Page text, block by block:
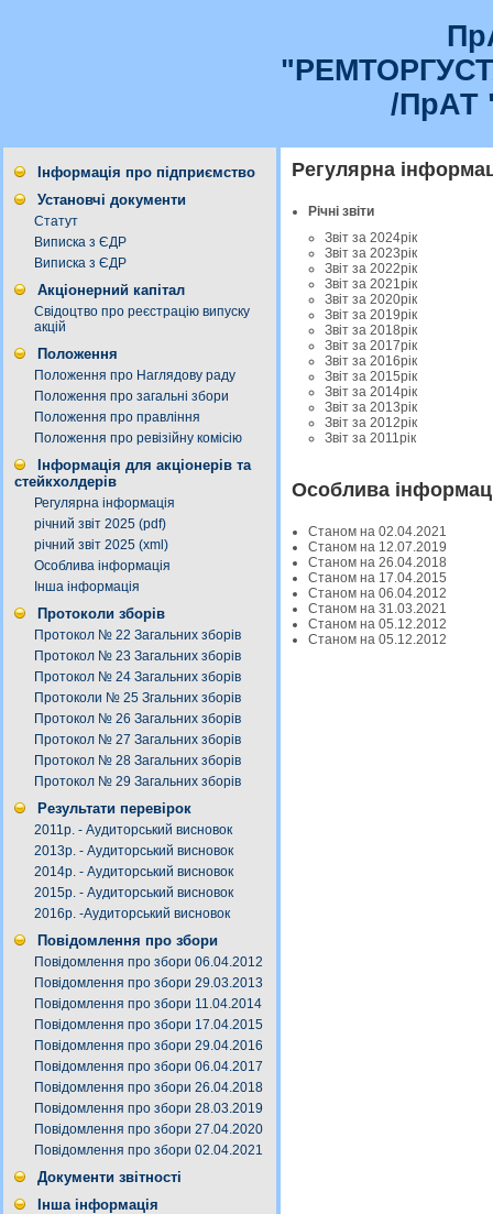
/ПрАТ
Інформація про підприємство
Установчі документи
Статут
Виписка з ЄДР
Виписка з ЄДР
Акціонерний капітал
Свідоцтво про реєстрацію випуску
акцій
Положення
Положення про Наглядову раду
Положення про загальні збори
Положення про правління
Положення про ревізійну комісію
Інформація для акціонерів та
стейкхолдерів
Регулярна інформація
річний звіт 2025 (pdf)
річний звіт 2025 (xml)
Особлива інформація
Інша інформація
Протоколи зборів
Протокол № 22 Загальних зборів
Протокол № 23 Загальних зборів
Протокол № 24 Загальних зборів
Протоколи № 25 Згальних зборів
Протокол № 26 Загальних зборів
Протокол № 27 Загальних зборів
Протокол № 28 Загальних зборів
Протокол № 29 Загальних зборів
Результати перевірок
2011р. - Аудиторський висновок
2013р. - Аудиторський висновок
2014р. - Аудиторський висновок
2015р. - Аудиторський висновок
2016р. -Аудиторський висновок
Повідомлення про збори
Повідомлення про збори 06.04.2012
Повідомлення про збори 29.03.2013
Повідомлення про збори 11.04.2014
Повідомлення про збори 17.04.2015
Повідомлення про збори 29.04.2016
Повідомлення про збори 06.04.2017
Повідомлення про збори 26.04.2018
Повідомлення про збори 28.03.2019
Повідомлення про збори 27.04.2020
Повідомлення про збори 02.04.2021
Документи звітності
Інша інформація
Регулярна
Річні звіти
Звіт за 2024рік
Звіт за 2023рік
Звіт за 2022рік
Звіт за 2021рік
Звіт за 2020рік
Звіт за 2019рік
Звіт за 2018рік
Звіт за 2017рік
Звіт за 2016рік
Звіт за 2015рік
Звіт за 2014рік
Звіт за 2013рік
Звіт за 2012рік
Звіт за 2011рік
Особлива
Станом на 02.04.2021
Станом на 12.07.2019
Станом на 26.04.2018
Станом на 17.04.2015
Станом на 06.04.2012
Станом на 31.03.2021
Станом на 05.12.2012
Станом на 05.12.2012